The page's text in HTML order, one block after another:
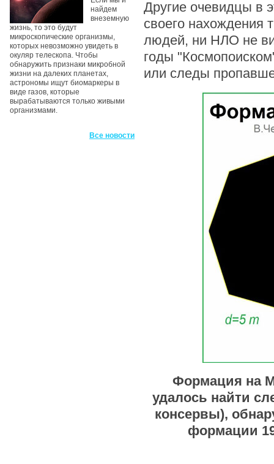
найдем
внеземную
жизнь, то это будут
микроскопические организмы,
которых невозможно увидеть в
окуляр телескопа. Чтобы
обнаружить признаки микробной
жизни на далеких планетах,
астрономы ищут биомаркеры в
виде газов, которые
вырабатываются только живыми
организмами.
Все новости
Другие очевидцы в
своего нахождения
людей, ни НЛО не
годы
или следы
Формация на
удалось найти
консервы),
формации